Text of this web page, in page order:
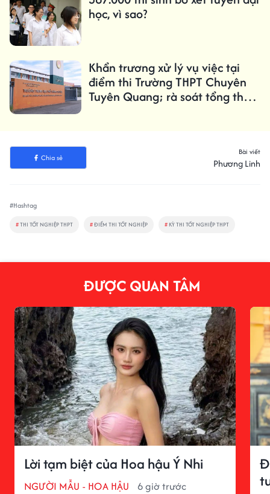
học, vì sao?
Khẩn trương xử lý vụ việc tại
điểm thi Trường THPT Chuyên
Tuyên Quang; rà soát tổng thể
Chia sẻ
Bài viết
Phương Linh
#Hashtag
#THI TỐT NGHIỆP THPT #ĐIỂM THI TỐT NGHIỆP # KỲ THI TỐT NGHIỆP THPT
ĐƯỢC QUAN TÂM
Lời tạm biệt của Hoa hậu Ý Nhi
NGƯỜI MẪU - HOA HẬU 6 giờ trước